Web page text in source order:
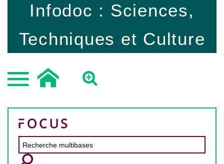
Infodoc : Sciences,
Techniques et Culture